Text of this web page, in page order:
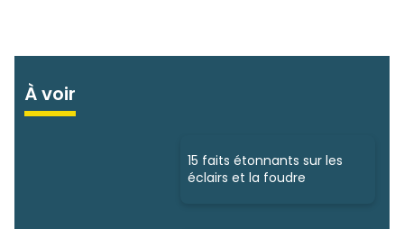
À voir
15 faits étonnants sur les
éclairs et la foudre